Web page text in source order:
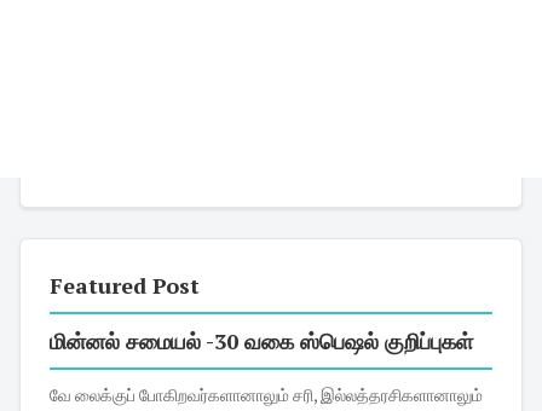
Featured Post
மின்னல் சமையல் -30 வகை ஸ்பெஷல் குறிப்புகள்
வே லைக்குப் போகிறவர்களானாலும் சரி, இல்லத்தரசிகளானாலும்